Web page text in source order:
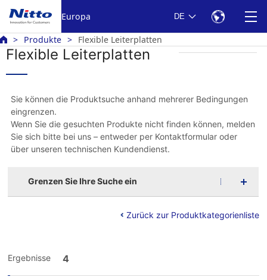
Europa DE
Produkte Flexible Leiterplatten
Flexible Leiterplatten
Sie können die Produktsuche anhand mehrerer Bedingungen
eingrenzen.
Wenn Sie die gesuchten Produkte nicht finden können, melden
Sie sich bitte bei uns – entweder per Kontaktformular oder
über unseren technischen Kundendienst.
Grenzen Sie Ihre Suche ein
Zurück zur Produktkategorienliste
Ergebnisse 4